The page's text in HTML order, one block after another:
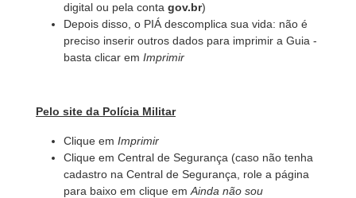
digital ou pela conta gov.br)
Depois disso, o PIÁ descomplica sua vida: não é
preciso inserir outros dados para imprimir a Guia -
basta clicar em Imprimir
Pelo site da Polícia Militar
Clique em Imprimir
Clique em Central de Segurança (caso não tenha
cadastro na Central de Segurança, role a página
para baixo em clique em Ainda não sou